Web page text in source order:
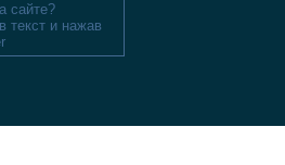
сайте?
текст и нажав